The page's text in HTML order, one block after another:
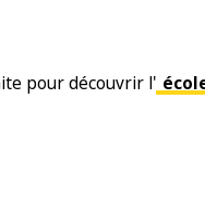
pour découvrir l'